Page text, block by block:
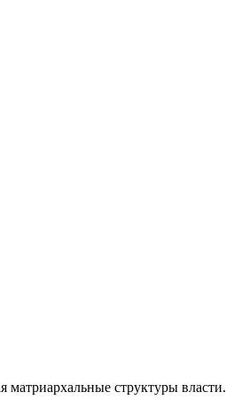
матриархальные структуры власти.